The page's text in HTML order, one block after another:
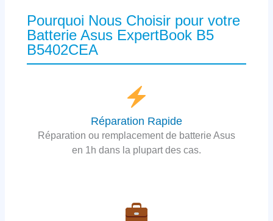
Pourquoi Nous Choisir pour votre
Batterie Asus ExpertBook B5
B5402CEA
Réparation Rapide
Réparation ou remplacement de batterie Asus
en 1h dans la plupart des cas.